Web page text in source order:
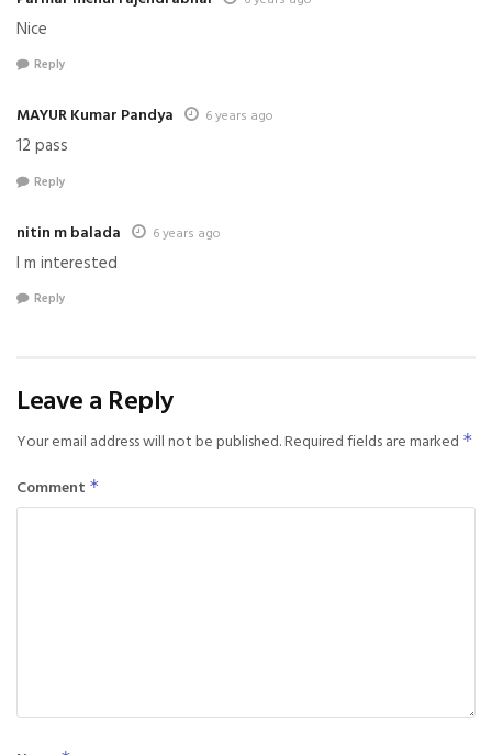
Nice
Reply
MAYUR Kumar Pandya 6 years ago
12 pass
Reply
nitin m balada 6 years ago
I m interested
Reply
Leave a Reply
Your email address will not be published.Required fields are marked *
Comment *